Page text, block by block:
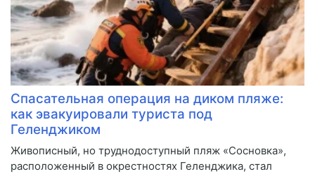
Спасательная операция на диком пляже:
как эвакуировали туриста под
Геленджиком
Живописный, но труднодоступный пляж «Сосновка»,
расположенный в окрестностях Геленджика, стал